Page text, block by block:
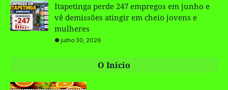
Itapetinga perde 247 empregos em junho e
vê demissões atingir em cheio jovens e
mulheres
julho 30, 2026
O Inicio